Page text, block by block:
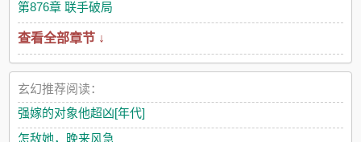
第876章 联手破局
查看全部章节 ↓
玄幻推荐阅读：
强嫁的对象他超凶[年代]
怎敌她，晚来风急